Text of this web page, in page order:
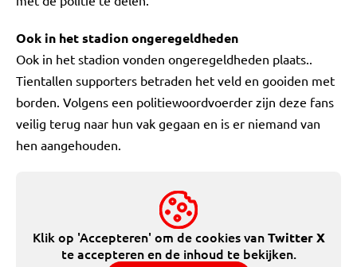
Ook in het stadion ongeregeldheden
Ook in het stadion vonden ongeregeldheden plaats..
Tientallen supporters betraden het veld en gooiden met
borden. Volgens een politiewoordvoerder zijn deze fans
veilig terug naar hun vak gegaan en is er niemand van
hen aangehouden.
Klik op 'Accepteren' om de cookies vanTwitter X
te accepteren en de inhoud te bekijken.